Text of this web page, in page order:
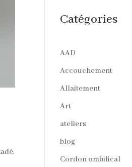
Catégories
AAD
Accouchement
Allaitement
Art
ateliers
blog
Cordon ombilical